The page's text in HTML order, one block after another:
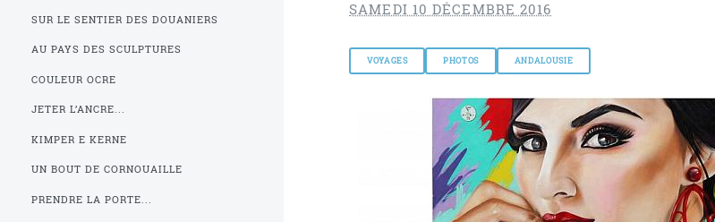
SAMEDI 10 DÉCEMBRE 2016
VOYAGES PHOTOS ANDALOUSIE
SUR LE SENTIER DES DOUANIERS
AU PAYS DES SCULPTURES
COULEUR OCRE
JETER L’ANCRE...
KIMPER E KERNE
UN BOUT DE CORNOUAILLE
PRENDRE LA PORTE...